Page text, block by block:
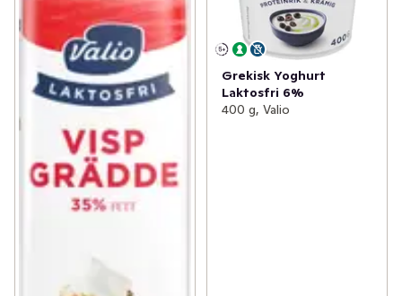
Grekisk Yoghurt
Laktosfri 6%
400 g, Valio